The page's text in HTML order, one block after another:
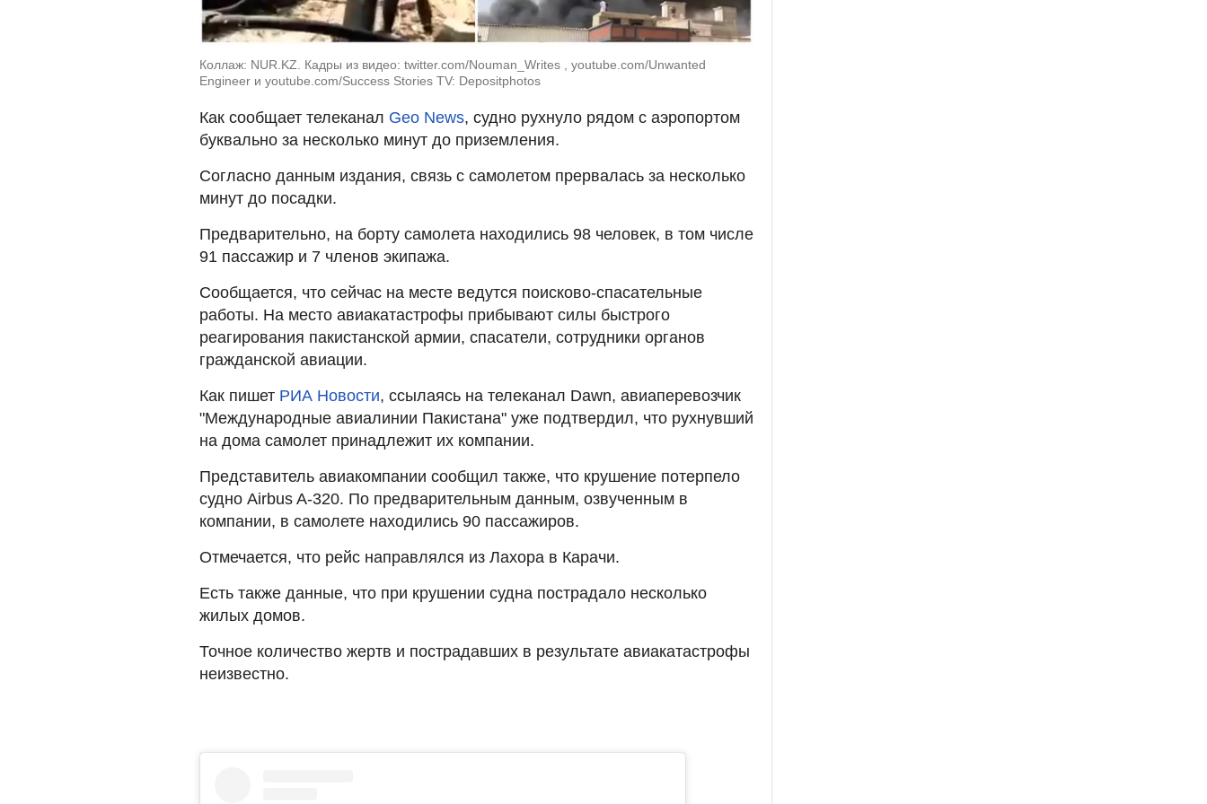
Коллаж: NUR.KZ. Кадры из видео: twitter.com/Nouman_Writes , youtube.com/Unwanted
Engineer и youtube.com/Success Stories TV: Depositphotos
Как сообщает телеканал Geo News, судно рухнуло рядом с аэропортом
буквально за несколько минут до приземления.
Согласно данным издания, связь с самолетом прервалась за несколько
минут до посадки.
Предварительно, на борту самолета находились 98 человек, в том числе
91 пассажир и 7 членов экипажа.
Сообщается, что сейчас на месте ведутся поисково-спасательные
работы. На место авиакатастрофы прибывают силы быстрого
реагирования пакистанской армии, спасатели, сотрудники органов
гражданской авиации.
Как пишет РИА Новости, ссылаясь на телеканал Dawn, авиаперевозчик
"Международные авиалинии Пакистана" уже подтвердил, что рухнувший
на дома самолет принадлежит их компании.
Представитель авиакомпании сообщил также, что крушение потерпело
судно Airbus A-320. По предварительным данным, озвученным в
компании, в самолете находились 90 пассажиров.
Отмечается, что рейс направлялся из Лахора в Карачи.
Есть также данные, что при крушении судна пострадало несколько
жилых домов.
Точное количество жертв и пострадавших в результате авиакатастрофы
неизвестно.